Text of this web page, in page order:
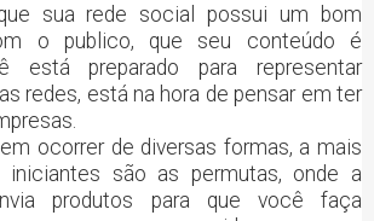
sua rede social possui um bom
o publico, que seu conteúdo é
está preparado para representar
redes, está na hora de pensar em ter
ocorrer de diversas formas, a mais
iniciantes são as permutas, onde a
produtos para que você faça